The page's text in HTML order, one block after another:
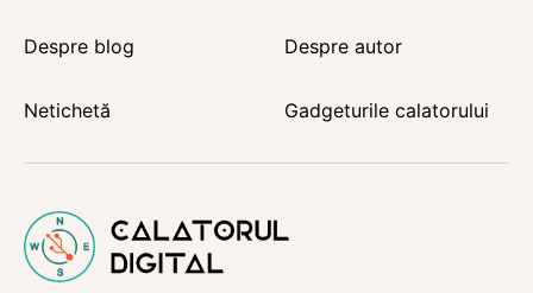
Despre blog Despre autor
Netichetă Gadgeturile calatorului